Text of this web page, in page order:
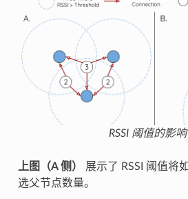
RSSI 阈值的影响
上图（A 侧）
展示了 RSSI 阈值将
选父节点数量。